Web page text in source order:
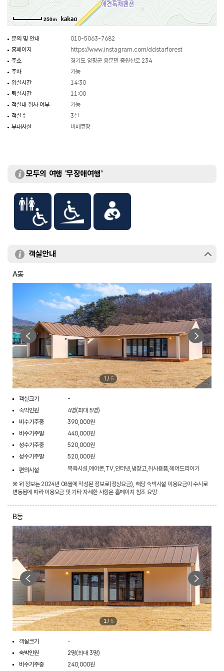
250m
문의 및 안내
010-5063-7682
홈페이지
https://www.instagram.com/ddstarforest
주소
경기도 양평군 용문면 중원산로 234
주차
가능
입실시간
14:30
퇴실시간
11:00
객실내 취사 여부
가능
객실수
3실
부대시설
바베큐장
모두의 여행 '무장애여행'
객실안내
A동
1/ 5
객실크기
-
숙박인원
4명(최대 5명)
비수기주중
390,000원
비수기주말
440,000원
성수기주중
520,000원
성수기주말
520,000원
편의시설
목욕시설,에어콘,TV,인터넷,냉장고,취사용품,헤어드라이기
※ 위 정보는 2024년 08월에 작성된 정보로(정상요금), 해당 숙박시설 이용요금이 수시로
변동됨에 따라 이용요금 및 기타 자세한 사항은 홈페이지 참조 요망
B동
1 / 5
객실크기
-
숙박인원
2명(최대 3명)
비수기주중
240,000원